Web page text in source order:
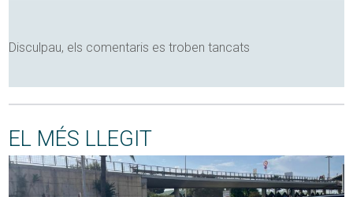
Disculpau, els comentaris es troben tancats
EL MÉS LLEGIT